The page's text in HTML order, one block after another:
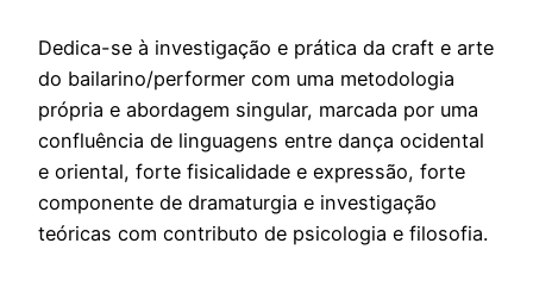
Dedica-se à investigação e prática da craft e arte
do bailarino/performer com uma metodologia
própria e abordagem singular, marcada por uma
confluência de linguagens entre dança ocidental
e oriental, forte fisicalidade e expressão, forte
componente de dramaturgia e investigação
teóricas com contributo de psicologia e filosofia.